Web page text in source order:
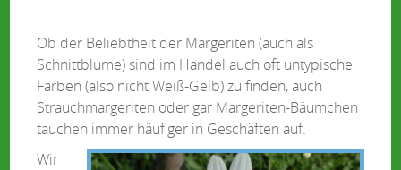
Ob der Beliebtheit der Margeriten (auch als
Schnittblume) sind im Handel auch oft untypische
Farben (also nicht Weiß-Gelb) zu finden, auch
Strauchmargeriten oder gar Margeriten-Bäumchen
tauchen immer häufiger in Geschäften auf.
Wir